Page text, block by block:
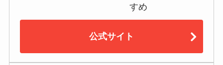
すめ
公式サイト